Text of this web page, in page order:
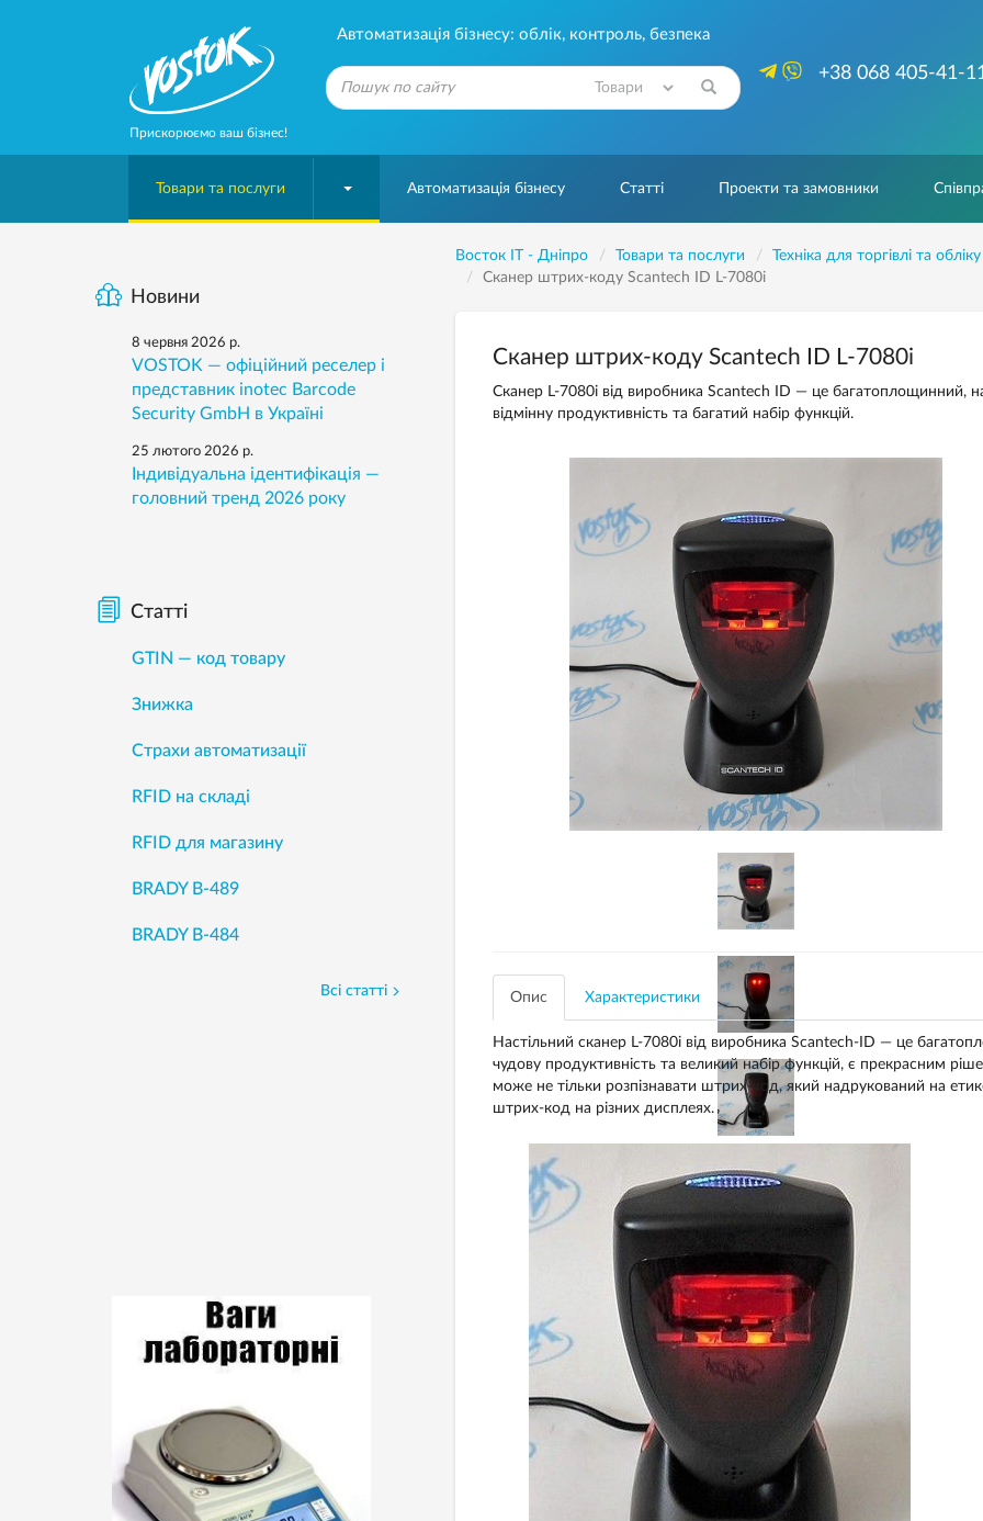
Прискорюємо ваш бізнес!
Автоматизація бізнесу: облік, контроль, безпека
+38 068 405-41-
Товари та послуги Автоматизація бізнесу Статті Проекти та замовники
Восток IT - Дніпро Товари та послуги
Техніка для торгівлі та обліку
Сканер штрих-коду Scantech ID L-7080i
Сканер штрих-коду Scantech ID L-7080i
Сканер L-7080i від виробника Scantech ID — це багатоплощинний,
відмінну продуктивність та багатий набір функцій.
Опис Характеристики
Настільний сканер L-7080i від виробника Scantech-ID — це
чудову продуктивність та великий набір функцій, є прекрасним
може не тільки розпізнавати штрих-код, який надрукований на
штрих-код на різних дисплеях.
Новини
8 червня 2026 р.
VOSTOK — офіційний реселер і
представник inotec Barcode
Security GmbH в Україні
25 лютого 2026 р.
Індивідуальна ідентифікація —
головний тренд 2026 року
Статті
GTIN — код товару
Знижка
Страхи автоматизації
RFID на складі
RFID для магазину
BRADY B-489
BRADY B-484
Всі статті